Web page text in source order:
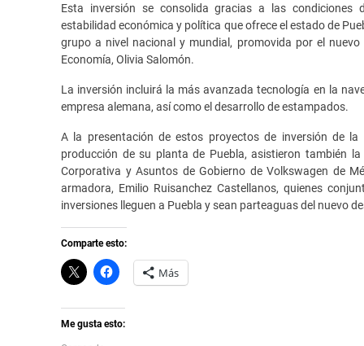
Esta inversión se consolida gracias a las condiciones
estabilidad económica y política que ofrece el estado de
grupo a nivel nacional y mundial, promovida por el
Economía, Olivia Salomón.
La inversión incluirá la más avanzada tecnología en la
empresa alemana, así como el desarrollo de estampados.
A la presentación de estos proyectos de inversión de
producción de su planta de Puebla, asistieron también
Corporativa y Asuntos de Gobierno de Volkswagen de
armadora, Emilio Ruisanchez Castellanos, quienes
inversiones lleguen a Puebla y sean parteaguas del nuevo
Comparte esto:
C
l
k
t
o
H
a
l
i
Más
Me gusta esto: